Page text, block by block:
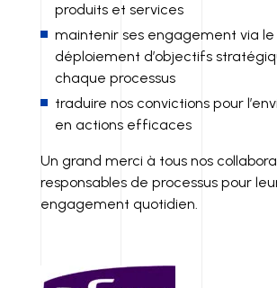
produits et services
maintenir ses engagement via le
déploiement d’objectifs
chaque processus
traduire nos convictions pour
en actions efficaces
Un grand merci à tous nos
responsables de processus pour
engagement quotidien.